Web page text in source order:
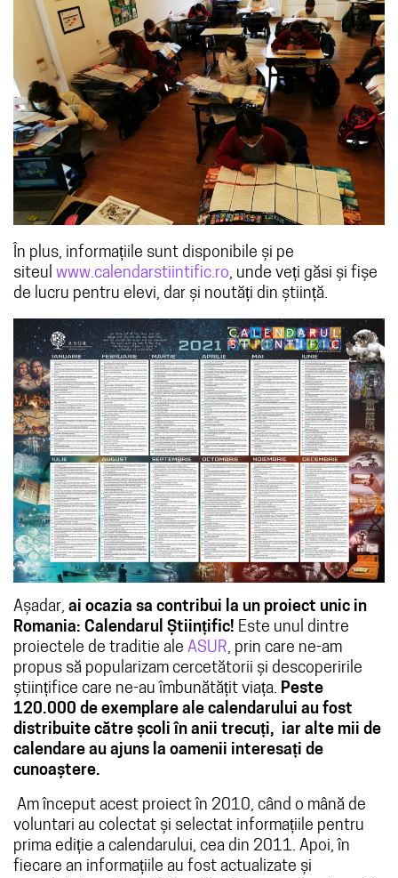
În plus, informațiile sunt disponibile și pe
siteul www.calendarstiintific.ro, unde veți găsi și fișe
de lucru pentru elevi, dar și noutăți din știință.
Așadar, ai ocazia sa contribui la un proiect unic in
Romania: Calendarul Științific! Este unul dintre
proiectele de traditie ale ASUR, prin care ne-am
propus să popularizam cercetătorii și descoperirile
științifice care ne-au îmbunătățit viața. Peste
120.000 de exemplare ale calendarului au fost
distribuite către școli în anii trecuți, iar alte mii de
calendare au ajuns la oamenii interesați de
cunoaștere.
Am început acest proiect în 2010, când o mână de
voluntari au colectat și selectat informațiile pentru
prima ediție a calendarului, cea din 2011. Apoi, în
fiecare an informațiile au fost actualizate și